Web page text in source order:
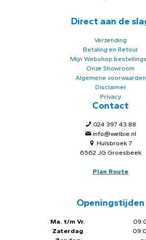
Direct aan de
Verzending
Betaling en Retour
Mijn Webshop
Onze Showroom
Algemene voorwaarden
Disclaimer
Privacy
Contact
024 397 43 88
info@welbie.nl
Hulsbroek 7
6562 JG Groesbeek
Plan Route
Openingstijden
Ma. t/m Vr.
Zaterdag